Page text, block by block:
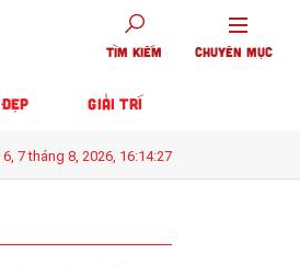
TÌM KIẾM CHUYÊN MỤC
GIẢI TRÍ
bố 10 doanh nghiệp thép – vật liệu xây
7 tháng 8, 2026, 16:14:29